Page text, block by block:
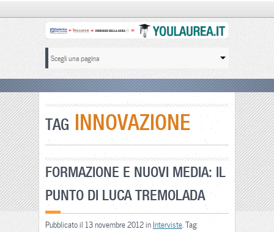
TAG INNOVAZIONE
FORMAZIONE E NUOVI MEDIA: IL
PUNTO DI LUCA TREMOLADA
Pubblicato il 13 novembre 2012 inInterviste . Tag: